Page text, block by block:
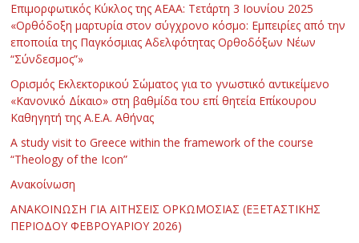
Επιμορφωτικός Κύκλος της ΑΕΑΑ: Τετάρτη 3 Ιουνίου 2025
«Ορθόδοξη μαρτυρία στον σύγχρονο κόσμο: Εμπειρίες από την
εποποιία της Παγκόσμιας Αδελφότητας Ορθοδόξων Νέων
“Σύνδεσμος”»
Ορισμός Εκλεκτορικού Σώματος για το γνωστικό αντικείμενο
«Κανονικό Δίκαιο» στη βαθμίδα του επί θητεία Επίκουρου
Καθηγητή της Α.Ε.Α. Αθήνας
Α study visit to Greece within the framework of the course
“Theology of the Icon”
Ανακοίνωση
ΑΝΑΚΟΙΝΩΣΗ ΓΙΑ ΑΙΤΗΣΕΙΣ ΟΡΚΩΜΟΣΙΑΣ (ΕΞΕΤΑΣΤΙΚΗΣ
ΠΕΡΙΟΔΟΥ ΦΕΒΡΟΥΑΡΙΟΥ 2026)